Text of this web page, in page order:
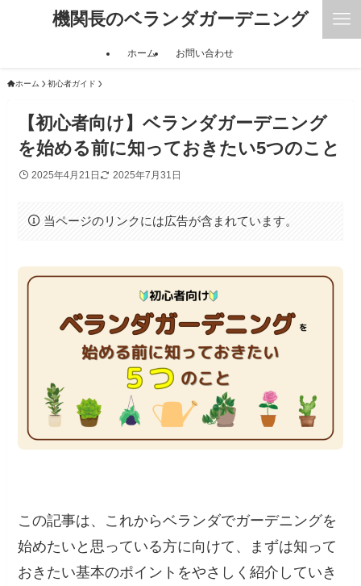
機関長のベランダガーデニング
ホーム お問い合わせ
ホーム 初心者ガイド
【初心者向け】ベランダガーデニング
を始める前に知っておきたい5つのこと
2025年4月21日 2025年7月31日
当ページのリンクには広告が含まれています。
この記事は、これからベランダでガーデニングを
始めたいと思っている方に向けて、まずは知って
おきたい基本のポイントをやさしく紹介していき